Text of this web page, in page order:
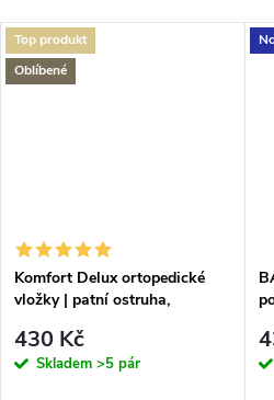
Top produkt
Oblíbené
Komfort Delux ortopedické
vložky | patní ostruha,
430 Kč
Skladem >5 pár